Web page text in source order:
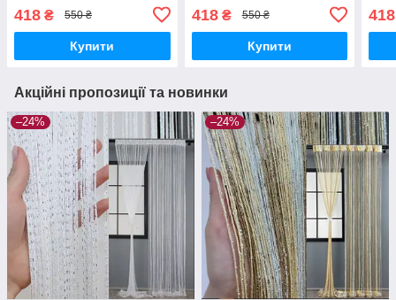
418 ₴ 550 ₴
Купити
418₴ 550 ₴
Купити
418
Акційні пропозиції та новинки
–24% –24%